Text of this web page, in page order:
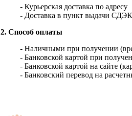
- Курьерская доставка по адресу
- Доставка в пункт выдачи СДЭК
2. Способ оплаты
- Наличными при получении
- Банковской картой при
- Банковской картой на сайте
- Банковский перевод на